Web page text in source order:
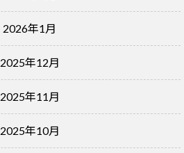
2026年1月
2025年12月
2025年11月
2025年10月